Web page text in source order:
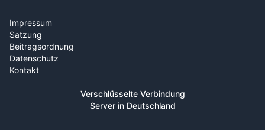
Impressum
Satzung
Beitragsordnung
Datenschutz
Kontakt
Verschlüsselte Verbindung
Server in Deutschland